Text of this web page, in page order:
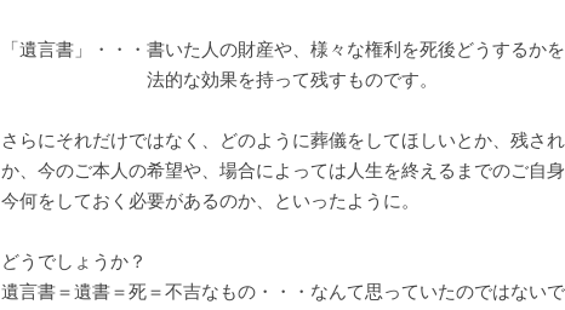
「遺言書」・・・書いた人の財産や、様々な権利を死後どうするかを
法的な効果を持って残すものです。
さらにそれだけではなく、どのように葬儀をしてほしいとか、残さ
か、今のご本人の希望や、場合によっては人生を終えるまでのご自
今何をしておく必要があるのか、といったように。
どうでしょうか？
遺言書＝遺書＝死＝不吉なもの・・・なんて思っていたのではない